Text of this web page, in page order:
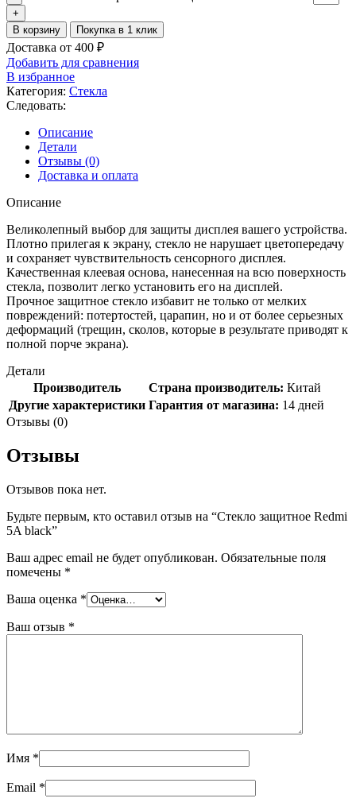
В корзину Покупка в 1 клик
Доставка от 400 ₽
Добавить для сравнения
В избранное
Категория: Стекла
Следовать:
Описание
Детали
Отзывы (0)
Доставка и оплата
Описание
Великолепный выбор для защиты дисплея вашего устройства.
Плотно прилегая к экрану, стекло не нарушает цветопередачу
и сохраняет чувствительность сенсорного дисплея.
Качественная клеевая основа, нанесенная на всю поверхность
стекла, позволит легко установить его на дисплей.
Прочное защитное стекло избавит не только от мелких
повреждений: потертостей, царапин, но и от более серьезных
деформаций (трещин, сколов, которые в результате приводят к
полной порче экрана).
Детали
Производитель
Страна производитель: Китай
Другие характеристики Гарантия от магазина: 14 дней
Отзывы (0)
Отзывы
Отзывов пока нет.
Будьте первым, кто оставил отзыв на “Стекло защитное Redmi
5A black”
Ваш адрес email не будет опубликован. Обязательные поля
помечены *
Ваша оценка *
Ваш отзыв *
Имя *
Email *